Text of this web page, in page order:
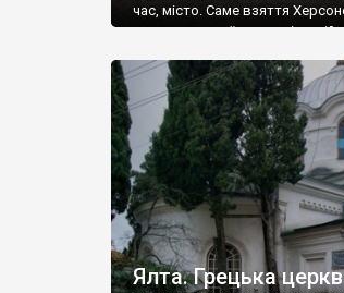
час, місто. Саме взяття
диктувати свої умови
Херсонесі Володимир-язичник,
християнином. А потім було
Херсонесу Таврійського
Ялта. Грецька